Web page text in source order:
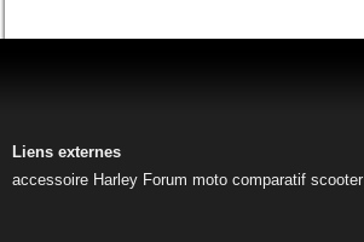
Liens externes
accessoire Harley Forum moto comparatif scooter